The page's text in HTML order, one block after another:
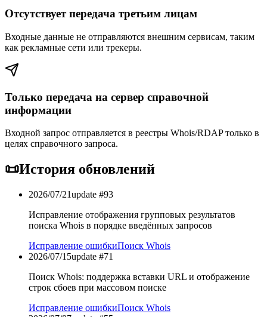
Отсутствует передача третьим лицам
Входные данные не отправляются внешним сервисам, таким
как рекламные сети или трекеры.
Только передача на сервер справочной
информации
Входной запрос отправляется в реестры Whois/RDAP только в
целях справочного запроса.
📜История обновлений
2026/07/21update #93
Исправление отображения групповых результатов
поиска Whois в порядке введённых запросов
Исправление ошибкиПоиск Whois
2026/07/15update #71
Поиск Whois: поддержка вставки URL и отображение
строк сбоев при массовом поиске
Исправление ошибкиПоиск Whois